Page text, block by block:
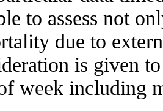
to assess not
due to
is given
week including